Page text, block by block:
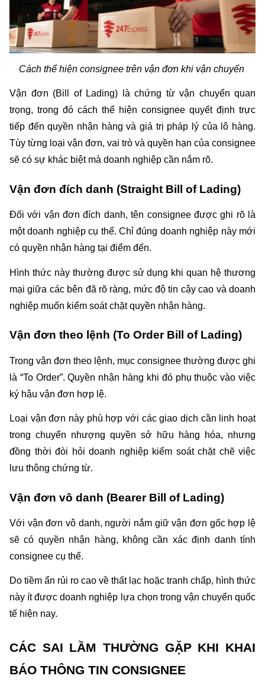
Cách thể hiện consignee trên vận đơn khi vận chuyển
Vận đơn (Bill of Lading) là chứng từ vận chuyển quan
trọng, trong đó cách thể hiện consignee quyết định trực
tiếp đến quyền nhận hàng và giá trị pháp lý của lô hàng.
Tùy từng loại vận đơn, vai trò và quyền hạn của consignee
sẽ có sự khác biệt mà doanh nghiệp cần nắm rõ.
Vận đơn đích danh (Straight Bill of Lading)
Đối với vận đơn đích danh, tên consignee được ghi rõ là
một doanh nghiệp cụ thể. Chỉ đúng doanh nghiệp này mới
có quyền nhận hàng tại điểm đến.
Hình thức này thường được sử dụng khi quan hệ thương
mại giữa các bên đã rõ ràng, mức độ tin cậy cao và doanh
nghiệp muốn kiểm soát chặt quyền nhận hàng.
Vận đơn theo lệnh (To Order Bill of Lading)
Trong vận đơn theo lệnh, mục consignee thường được ghi
là “To Order”. Quyền nhận hàng khi đó phụ thuộc vào việc
ký hậu vận đơn hợp lệ.
Loại vận đơn này phù hợp với các giao dịch cần linh hoạt
trong chuyển nhượng quyền sở hữu hàng hóa, nhưng
đồng thời đòi hỏi doanh nghiệp kiểm soát chặt chẽ việc
lưu thông chứng từ.
Vận đơn vô danh (Bearer Bill of Lading)
Với vận đơn vô danh, người nắm giữ vận đơn gốc hợp lệ
sẽ có quyền nhận hàng, không cần xác định danh tính
consignee cụ thể.
Do tiềm ẩn rủi ro cao về thất lạc hoặc tranh chấp, hình thức
này ít được doanh nghiệp lựa chọn trong vận chuyển quốc
tế hiện nay.
CÁC SAI LẦM THƯỜNG GẶP KHI KHAI
BÁO THÔNG TIN CONSIGNEE